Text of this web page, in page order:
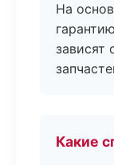
На
зависят
Какие